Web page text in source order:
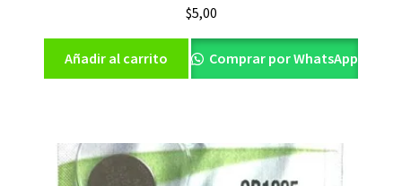
$5,00
Añadir al carrito Comprar por WhatsApp